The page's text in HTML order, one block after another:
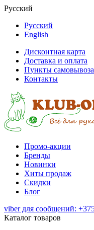
Русский
Русский
English
Дисконтная карта
Доставка и оплата
Пункты самовывоза
Контакты
Промо-акции
Бренды
Новинки
Хиты продаж
Скидки
Блог
viber для сообщений:
Каталог товаров